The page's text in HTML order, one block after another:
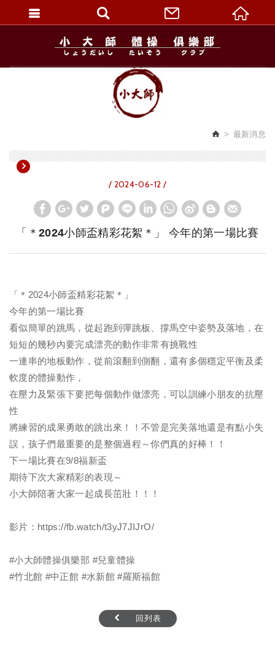
最新消息
/ 2024-06-12 /
「＊2024小師盃精彩花絮＊」 今年的第一場比賽
「＊2024小師盃精彩花絮＊」
今年的第一場比賽
看似簡單的跳馬，從起跑到彈跳板、撐馬空中姿勢及落地，在
短短的幾秒內要完成漂亮的動作非常有挑戰性
一連串的地板動作，從前滾翻到側翻，還有多個穩定平衡及柔
軟度的體操動作，
在壓力及緊張下要把每個動作做漂亮，可以訓練小朋友的抗壓
性
將練習的成果勇敢的跳出來！！不管是完美落地還是有點小失
誤，孩子們最重要的是整個過程～你們真的好棒！！
下一場比賽在9/8福新盃
期待下次大家精彩的表現～
小大師陪著大家一起成長茁壯！！！
影片： https://fb.watch/t3yJ7JIJrO/
#小大師體操俱樂部 #兒童體操
#竹北館 #中正館 #水新館 #羅斯福館
回列表
繁體中文